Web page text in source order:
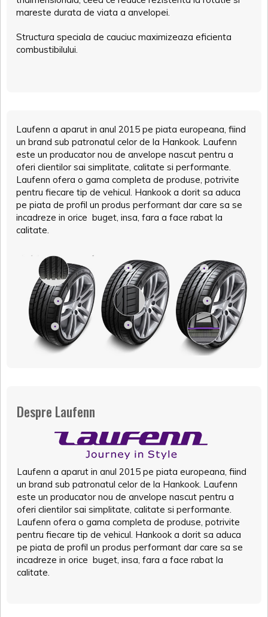
mareste durata de viata a anvelopei.
Structura speciala de cauciuc maximizeaza eficienta
combustibilului.
Laufenn a aparut in anul 2015 pe piata europeana, fiind
un brand sub patronatul celor de la Hankook. Laufenn
este un producator nou de anvelope nascut pentru a
oferi clientilor sai simplitate, calitate si performante.
Laufenn ofera o gama completa de produse, potrivite
pentru fiecare tip de vehicul. Hankook a dorit sa aduca
pe piata de profil un produs performant dar care sa se
incadreze in orice buget, insa, fara a face rabat la
calitate.
Despre Laufenn
Laufenn a aparut in anul 2015 pe piata europeana, fiind
un brand sub patronatul celor de la Hankook. Laufenn
este un producator nou de anvelope nascut pentru a
oferi clientilor sai simplitate, calitate si performante.
Laufenn ofera o gama completa de produse, potrivite
pentru fiecare tip de vehicul. Hankook a dorit sa aduca
pe piata de profil un produs performant dar care sa se
incadreze in orice buget, insa, fara a face rabat la
calitate.